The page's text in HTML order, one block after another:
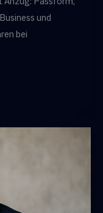
und
bei